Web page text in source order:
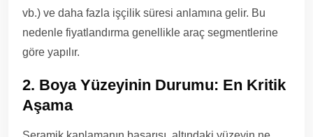
vb.) ve daha fazla işçilik süresi anlamına gelir. Bu
nedenle fiyatlandırma genellikle araç segmentlerine
göre yapılır.
2. Boya Yüzeyinin Durumu: En Kritik
Aşama